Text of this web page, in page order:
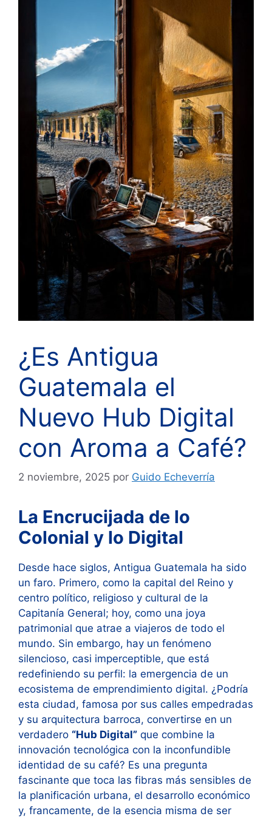
¿Es Antigua
Guatemala el
Nuevo Hub Digital
con Aroma a Café?
2 noviembre, 2025 por Guido Echeverría
La Encrucijada de lo
Colonial y lo Digital
Desde hace siglos, Antigua Guatemala ha sido
un faro. Primero, como la capital del Reino y
centro político, religioso y cultural de la
Capitanía General; hoy, como una joya
patrimonial que atrae a viajeros de todo el
mundo. Sin embargo, hay un fenómeno
silencioso, casi imperceptible, que está
redefiniendo su perfil: la emergencia de un
ecosistema de emprendimiento digital. ¿Podría
esta ciudad, famosa por sus calles empedradas
y su arquitectura barroca, convertirse en un
verdadero “Hub Digital” que combine la
innovación tecnológica con la inconfundible
identidad de su café? Es una pregunta
fascinante que toca las fibras más sensibles de
la planificación urbana, el desarrollo económico
y, francamente, de la esencia misma de ser